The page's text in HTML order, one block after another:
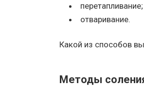
перетапливание;
отваривание.
Какой из способов
Методы